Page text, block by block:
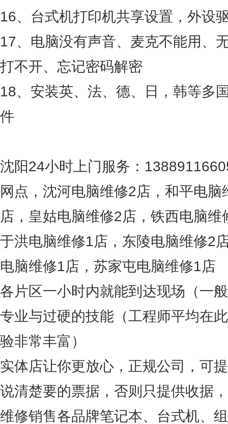
16、台式机打印机共享设置，外设
17、电脑没有声音、麦克不能用、
打不开、忘记密码解密
18、安装英、法、德、日，韩等多
件
沈阳24小时上门服务：
网点，沈河电脑维修2店，和平电
店，皇姑电脑维修2店，铁西电脑
于洪电脑维修1店，东陵电脑维修2
电脑维修1店，苏家屯电脑维修1店
各片区一小时内就能到达现场（一
专业与过硬的技能（工程师平均在
验非常丰富）
实体店让你更放心，正规公司，可
说清楚要的票据，否则只提供收据
维修销售各品牌笔记本、台式机、